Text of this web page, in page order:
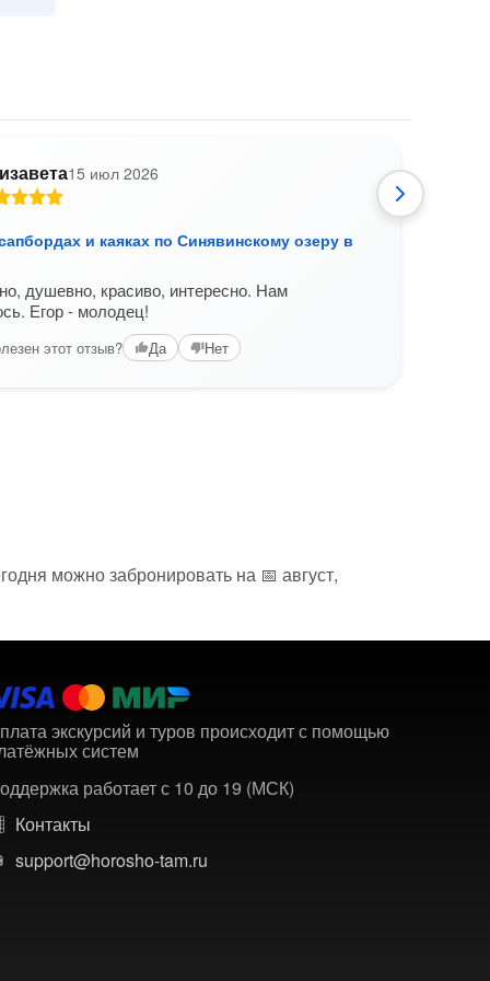
15 июл 2026
и каяках по Синявинскому озеру в
душевно, красиво, интересно. Нам
Егор - молодец!
этот отзыв? Да Нет
можно забронировать на 📅 август,
экскурсий и туров происходит с помощью
систем
работает с 10 до 19 (МСК)
Контакты
support@horosho-tam.ru